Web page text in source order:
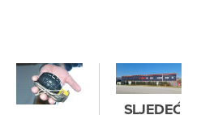
SLJEDEĆE